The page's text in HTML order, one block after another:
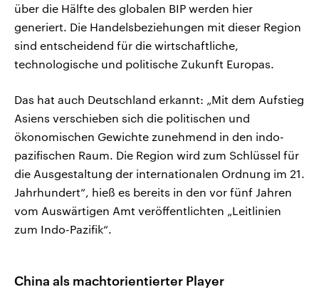
über die Hälfte des globalen BIP werden hier
generiert. Die Handelsbeziehungen mit dieser Region
sind entscheidend für die wirtschaftliche,
technologische und politische Zukunft Europas.
Das hat auch Deutschland erkannt: „Mit dem Aufstieg
Asiens verschieben sich die politischen und
ökonomischen Gewichte zunehmend in den indo-
pazifischen Raum. Die Region wird zum Schlüssel für
die Ausgestaltung der internationalen Ordnung im 21.
Jahrhundert“, hieß es bereits in den vor fünf Jahren
vom Auswärtigen Amt veröffentlichten „Leitlinien
zum Indo-Pazifik“.
China als machtorientierter Player